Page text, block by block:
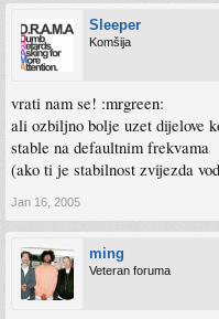
Sleeper
Komšija
vrati nam se! :mrgreen:
ali ozbiljno bolje uzet dijelove
stable na defaultnim frekvama
(ako ti je stabilnost zvijezda
Jan 16, 2005
ming
Veteran foruma